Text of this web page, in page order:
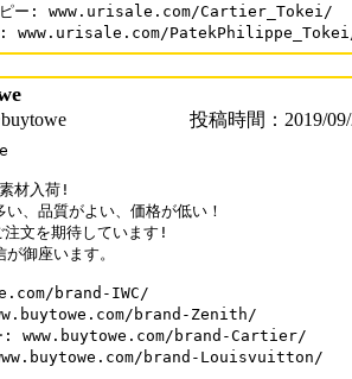
コピー: www.urisale.com/Cartier_Tokei/
ー: www.urisale.com/
投稿時間：2019/
材入荷!
、品質がよい、価格が低い！
文を期待しています!
御座います。
brand-IWC/
brand-Zenith/
ー: www.buytowe.com/brand-Cartier/
www.buytowe.com/brand-Louisvuitton/